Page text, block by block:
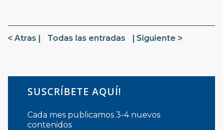
Atras Todas las entradas Siguiente
SUSCRÍBETE AQUÍ!
Cada mes publicamos 3-4 nuevos
contenidos